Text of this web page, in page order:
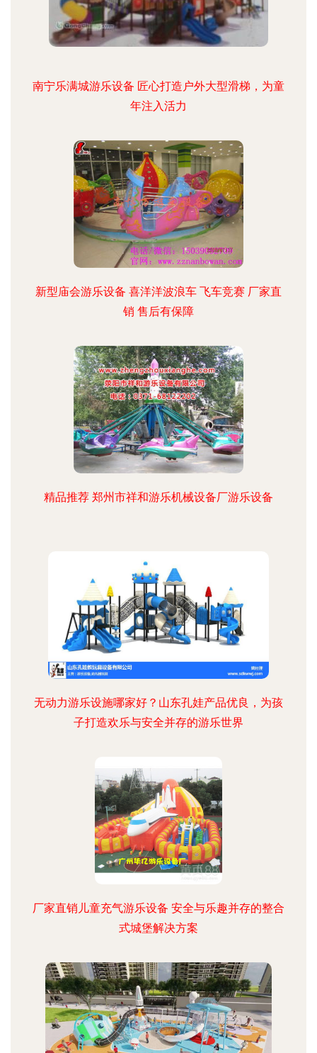
南宁乐满城游乐设备 匠心打造户外大型滑梯，为童
年注入活力
新型庙会游乐设备 喜洋洋波浪车 飞车竞赛 厂家直
销 售后有保障
精品推荐 郑州市祥和游乐机械设备厂游乐设备
无动力游乐设施哪家好？山东孔娃产品优良，为孩
子打造欢乐与安全并存的游乐世界
厂家直销儿童充气游乐设备 安全与乐趣并存的整合
式城堡解决方案